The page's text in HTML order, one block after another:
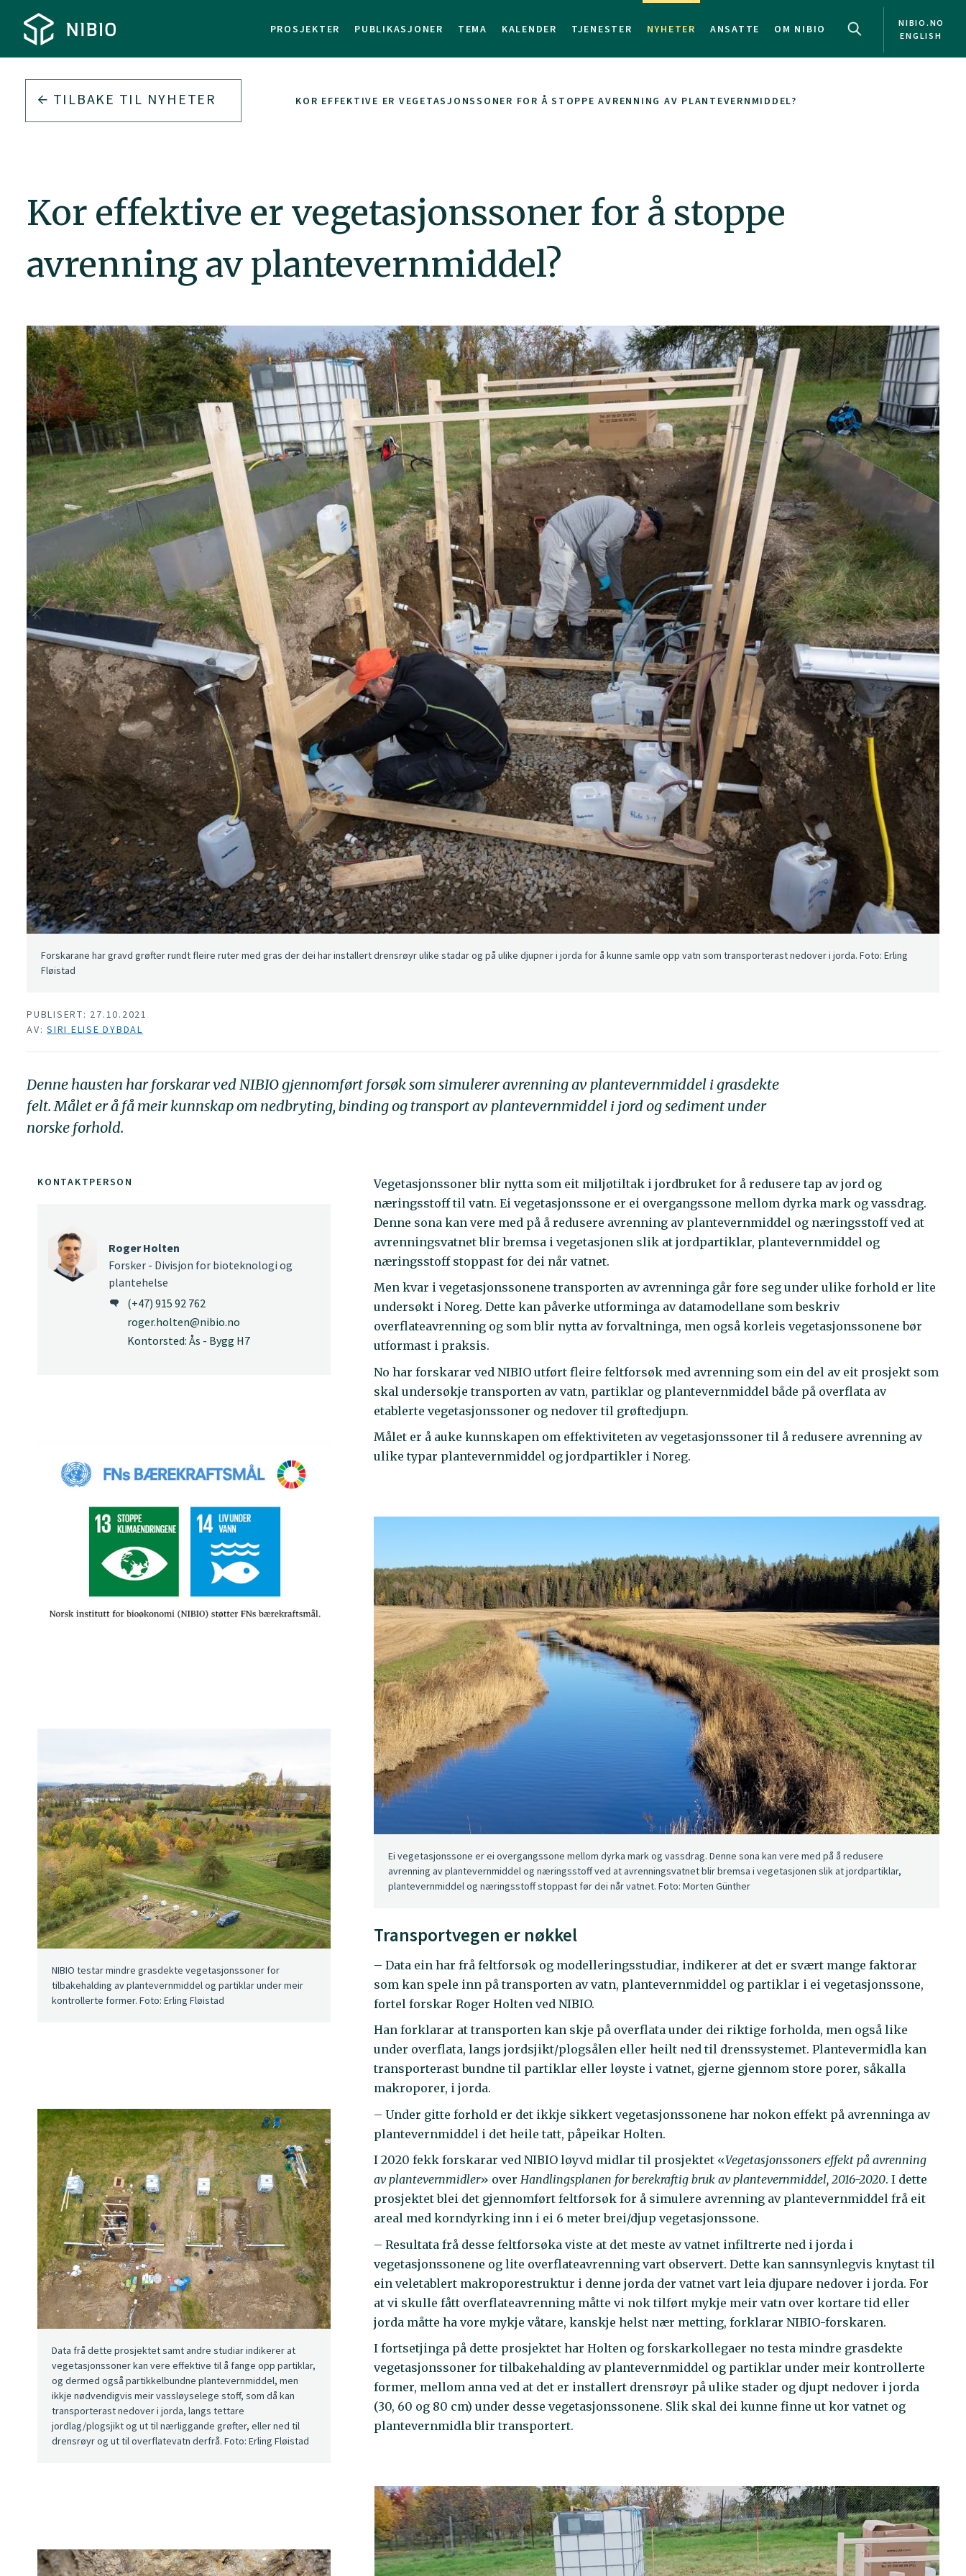
PROSJEKTER PUBLIKASJONER TEMA KALENDER TJENESTER NYHETER ANSATTE OM NIBIO
NIBIO.NO
ENGLISH
TILBAKE TIL NYHETER KOR EFFEKTIVE ER VEGETASJONSSONER FOR Å STOPPE AVRENNING AV PLANTEVERNMIDDEL?
Kor effektive er vegetasjonssoner for å stoppe
avrenning av plantevernmiddel?
Forskarane har gravd grøfter rundt fleire ruter med gras der dei har installert drensrøyr ulike stadar og på ulike djupner i jorda for å kunne samle opp vatn som transporterast nedover i jorda. Foto: Erling
Fløistad
PUBLISERT: 27.10.2021
AV: SIRI ELISE DYBDAL
Denne hausten har forskarar ved NIBIO gjennomført forsøk som simulerer avrenning av plantevernmiddel i grasdekte
felt. Målet er å få meir kunnskap om nedbryting, binding og transport av plantevernmiddel i jord og sediment under
norske forhold.
Vegetasjonssoner blir nytta som eit miljøtiltak i jordbruket for å redusere tap av jord og
næringsstoff til vatn. Ei vegetasjonssone er ei overgangssone mellom dyrka mark og vassdrag.
Denne sona kan vere med på å redusere avrenning av plantevernmiddel og næringsstoff ved at
avrenningsvatnet blir bremsa i vegetasjonen slik at jordpartiklar, plantevernmiddel og
næringsstoff stoppast før dei når vatnet.
Men kvar i vegetasjonssonene transporten av avrenninga går føre seg under ulike forhold er lite
undersøkt i Noreg. Dette kan påverke utforminga av datamodellane som beskriv
overflateavrenning og som blir nytta av forvaltninga, men også korleis vegetasjonssonene bør
utformast i praksis.
No har forskarar ved NIBIO utført fleire feltforsøk med avrenning som ein del av eit prosjekt som
skal undersøkje transporten av vatn, partiklar og plantevernmiddel både på overflata av
etablerte vegetasjonssoner og nedover til grøftedjupn.
Målet er å auke kunnskapen om effektiviteten av vegetasjonssoner til å redusere avrenning av
ulike typar plantevernmiddel og jordpartikler i Noreg.
Ei vegetasjonssone er ei overgangssone mellom dyrka mark og vassdrag. Denne sona kan vere med på å redusere
avrenning av plantevernmiddel og næringsstoff ved at avrenningsvatnet blir bremsa i vegetasjonen slik at jordpartiklar,
plantevernmiddel og næringsstoff stoppast før dei når vatnet. Foto: Morten Günther
Transportvegen er nøkkel
– Data ein har frå feltforsøk og modelleringsstudiar, indikerer at det er svært mange faktorar
som kan spele inn på transporten av vatn, plantevernmiddel og partiklar i ei vegetasjonssone,
fortel forskar Roger Holten ved NIBIO.
Han forklarar at transporten kan skje på overflata under dei riktige forholda, men også like
under overflata, langs jordsjikt/plogsålen eller heilt ned til drenssystemet. Plantevermidla kan
transporterast bundne til partiklar eller løyste i vatnet, gjerne gjennom store porer, såkalla
makroporer, i jorda.
– Under gitte forhold er det ikkje sikkert vegetasjonssonene har nokon effekt på avrenninga av
plantevernmiddel i det heile tatt, påpeikar Holten.
I 2020 fekk forskarar ved NIBIO løyvd midlar til prosjektet «Vegetasjonssoners effekt på avrenning
av plantevernmidler» overHandlingsplanen for berekraftig bruk av plantevernmiddel, 2016-2020. I dette
prosjektet blei det gjennomført feltforsøk for å simulere avrenning av plantevernmiddel frå eit
areal med korndyrking inn i ei 6 meter brei/djup vegetasjonssone.
– Resultata frå desse feltforsøka viste at det meste av vatnet infiltrerte ned i jorda i
vegetasjonssonene og lite overflateavrenning vart observert. Dette kan sannsynlegvis knytast til
ein veletablert makroporestruktur i denne jorda der vatnet vart leia djupare nedover i jorda. For
at vi skulle fått overflateavrenning måtte vi nok tilført mykje meir vatn over kortare tid eller
jorda måtte ha vore mykje våtare, kanskje helst nær metting, forklarar NIBIO-forskaren.
I fortsetjinga på dette prosjektet har Holten og forskarkollegaer no testa mindre grasdekte
vegetasjonssoner for tilbakehalding av plantevernmiddel og partiklar under meir kontrollerte
former, mellom anna ved at det er installert drensrøyr på ulike stader og djupt nedover i jorda
(30, 60 og 80 cm) under desse vegetasjonssonene. Slik skal dei kunne finne ut kor vatnet og
plantevernmidla blir transportert.
KONTAKTPERSON
Roger Holten
Forsker - Divisjon for bioteknologi og
plantehelse
(+47) 915 92 762
roger.holten@nibio.no
Kontorsted: Ås - Bygg H7
NIBIO testar mindre grasdekte vegetasjonssoner for
tilbakehalding av plantevernmiddel og partiklar under meir
kontrollerte former. Foto: Erling Fløistad
Data frå dette prosjektet samt andre studiar indikerer at
vegetasjonssoner kan vere effektive til å fange opp partiklar,
og dermed også partikkelbundne plantevernmiddel, men
ikkje nødvendigvis meir vassløyselege stoff, som då kan
transporterast nedover i jorda, langs tettare
jordlag/plogsjikt og ut til nærliggande grøfter, eller ned til
drensrøyr og ut til overflatevatn derfrå. Foto: Erling Fløistad